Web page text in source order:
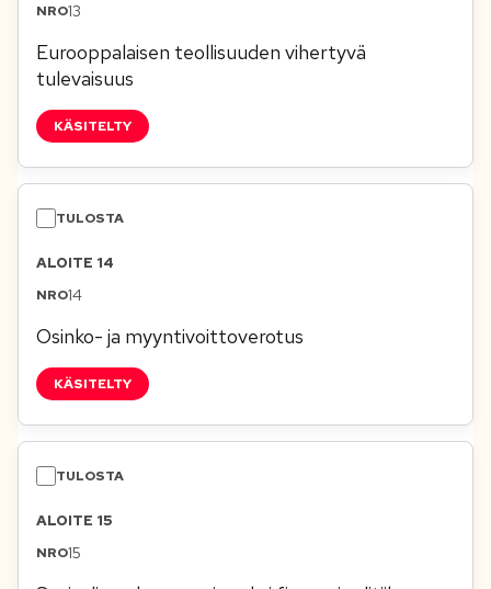
13
Eurooppalaisen teollisuuden vihertyvä
tulevaisuus
KÄSITELTY
ALOITE 14
14
Osinko- ja myyntivoittoverotus
KÄSITELTY
ALOITE 15
15